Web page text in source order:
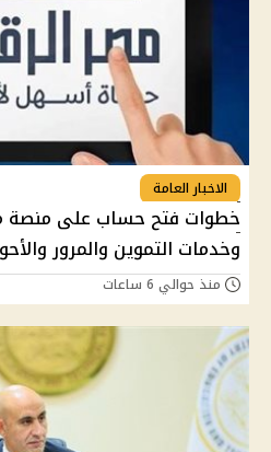
الاخبار العامة
وخدمات التموين والمرور
منذ حوالي 6 ساعات